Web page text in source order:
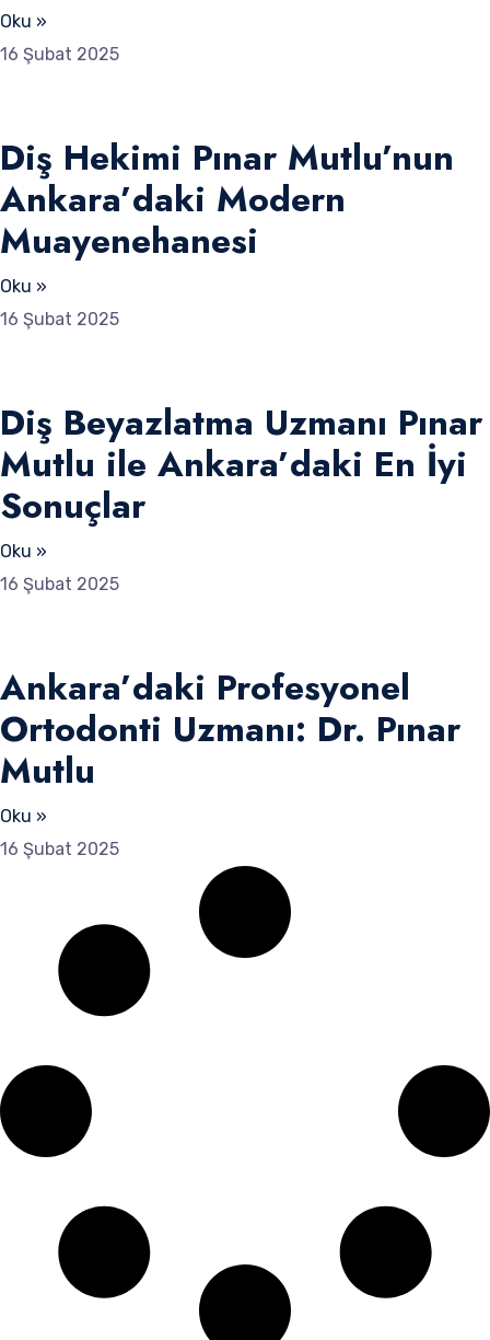
Oku »
16 Şubat 2025
Diş Hekimi Pınar Mutlu’nun
Ankara’daki Modern
Muayenehanesi
Oku »
16 Şubat 2025
Diş Beyazlatma Uzmanı Pınar
Mutlu ile Ankara’daki En İyi
Sonuçlar
Oku »
16 Şubat 2025
Ankara’daki Profesyonel
Ortodonti Uzmanı: Dr. Pınar
Mutlu
Oku »
16 Şubat 2025